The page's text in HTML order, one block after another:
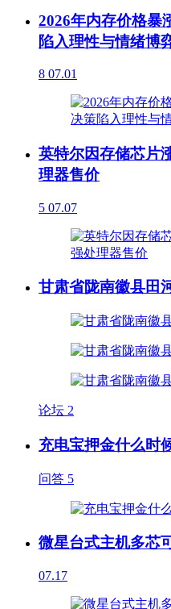
2026年内存价格暴
陷入理性与情绪博
8 07.01
英特尔因存储芯片
理器售价
5 07.07
甘肃省陇南徽县田
论坛 2
充电宝押金什么时
问答 5
微星台式主机多芯
07.17